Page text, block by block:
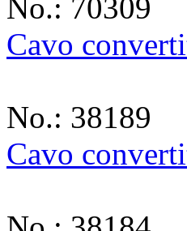
No.: 70309
Cavo
No.: 38189
Cavo